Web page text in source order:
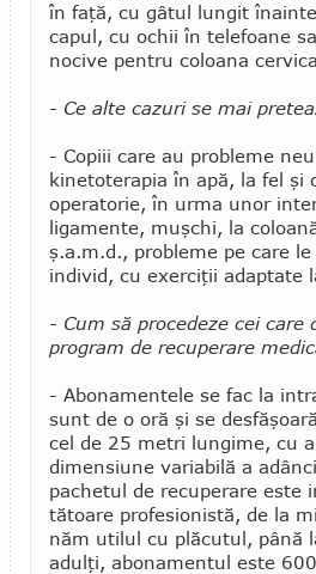
în faţă, cu gâtul lungit
capul, cu ochii în telefoane
nocive pentru co­loana
- Ce alte cazuri se mai
- Copiii care au probleme
kinetoterapia în apă, la fel şi
operatorie, în urma unor
li­gamente, muşchi, la
ş.a.m.d., probleme pe care
individ, cu exerciţii adaptate
- Cum să procedeze cei
program de recuperare
- Abonamentele se fac la
sunt de o oră şi se
cel de 25 metri lungime, cu
di­men­siune varia­bilă a
pachetul de recu­pe­rare
tătoare pro­fesionistă, de la
năm uti­lul cu plăcutul, până
adulţi, abonamentul este